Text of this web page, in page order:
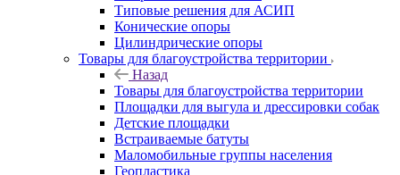
Типовые решения для АСИП
Конические опоры
Цилиндрические опоры
Товары для благоустройства территории
Назад
Товары для благоустройства территории
Площадки для выгула и дрессировки собак
Детские площадки
Встраиваемые батуты
Маломобильные группы населения
Геопластика